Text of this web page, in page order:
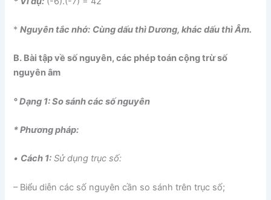
*Nguyên tắc nhớ: Cùng dấu thì Dương, khác dấu thì Âm.
B. Bài tập về số nguyên, các phép toán cộng trừ số
nguyên âm
° Dạng 1: So sánh các số nguyên
* Phương pháp:
• Cách 1: Sử dụng trục số:
– Biểu diễn các số nguyên cần so sánh trên trục số;